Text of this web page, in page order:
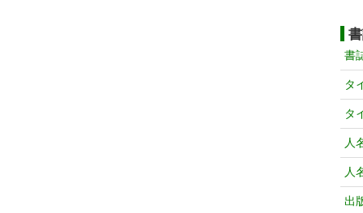
書
タ
タ
人
人
出